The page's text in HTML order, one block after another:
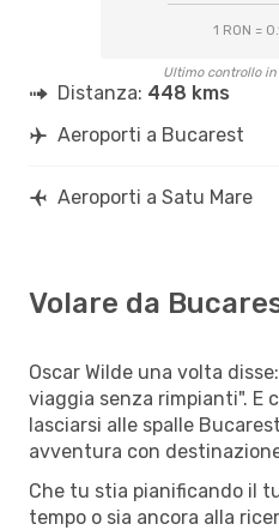
1 RON =
Ultimo controllo
Distanza: 448 kms
Aeroporti a Bucarest
Aeroporti a Satu Mare
Volare da
Oscar Wilde una volta
viaggia senza rimpianti". E
lasciarsi alle spalle
avventura con
Che tu stia pianificando il
tempo o sia ancora alla